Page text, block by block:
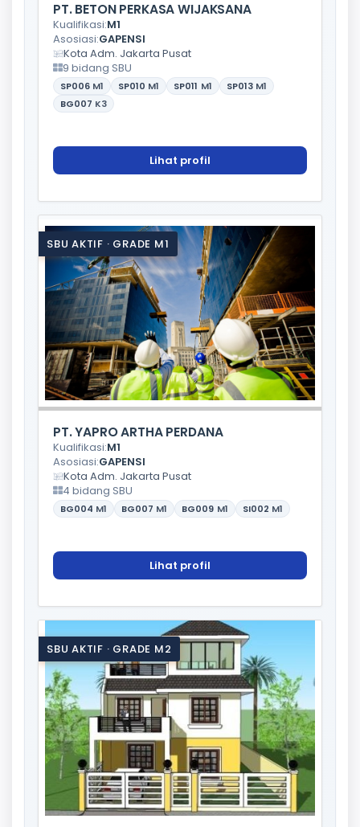
PT. BETON PERKASA WIJAKSANA
Kualifikasi:M1
Asosiasi:GAPENSI
Kota Adm. Jakarta Pusat
9 bidang SBU
SP006 M1 SP010 M1 SP011 M1 SP013 M1
BG007 K3
Lihat profil
SBU AKTIF · GRADE M1
PT. YAPRO ARTHA PERDANA
Kualifikasi:M1
Asosiasi:GAPENSI
Kota Adm. Jakarta Pusat
4 bidang SBU
BG004 M1 BG007 M1 BG009 M1 SI002 M1
Lihat profil
SBU AKTIF · GRADE M2